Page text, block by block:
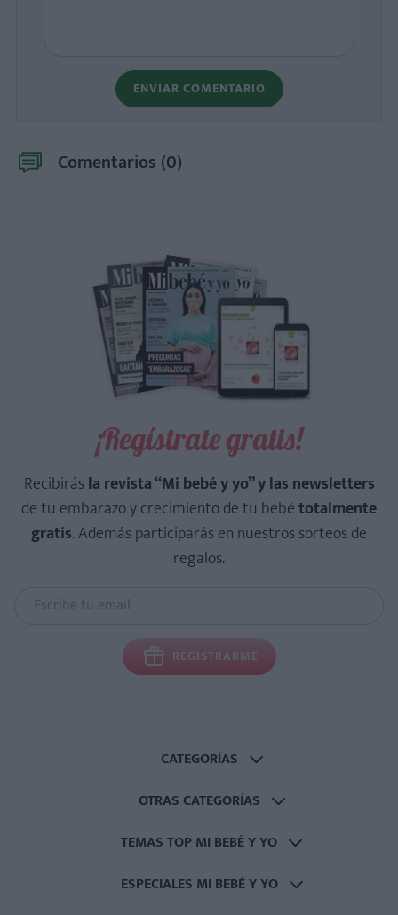
ENVIAR COMENTARIO
Comentarios (0)
¡Regístrate gratis!
Recibirásla revista “Mi bebé y yo” y las newsletters
de tu embarazo y crecimiento de tu bebétotalmente
gratis. Además participarás en nuestros sorteos de
regalos.
REGISTRARME
CATEGORÍAS
OTRAS CATEGORÍAS
TEMAS TOP MI BEBÉ Y YO
ESPECIALES MI BEBÉ Y YO